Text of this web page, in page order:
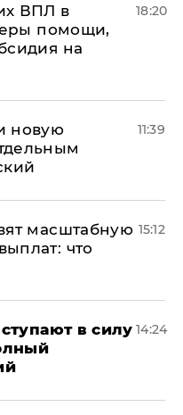
ВПЛ в
помощи,
на
18:20
новую
11:39
масштабную
что
15:12
в силу 14:24